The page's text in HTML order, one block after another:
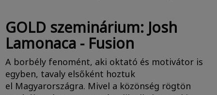
GOLD szeminárium: Josh
Lamonaca - Fusion
A borbély fenomént, aki oktató és motivátor is
egyben, tavaly elsőként hoztuk
el Magyarországra. Mivel a közönség rögtön